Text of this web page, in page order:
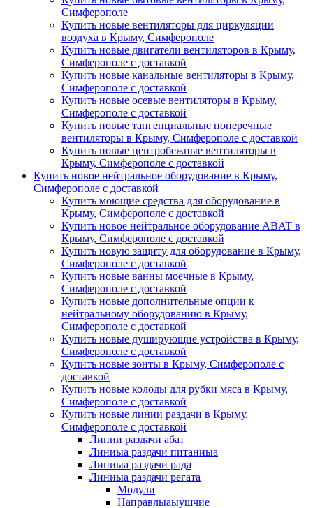
Симферополе
Купить новые вентиляторы для циркуляции
воздуха в Крыму, Симферополе
Купить новые двигатели вентиляторов в Крыму,
Симферополе с доставкой
Купить новые канальные вентиляторы в Крыму,
Симферополе с доставкой
Купить новые осевые вентиляторы в Крыму,
Симферополе с доставкой
Купить новые тангенциальные поперечные
вентиляторы в Крыму, Симферополе с доставкой
Купить новые центробежные вентиляторы в
Крыму, Симферополе с доставкой
Купить новое нейтральное оборудование в Крыму,
Симферополе с доставкой
Купить моющие средства для оборудование в
Крыму, Симферополе с доставкой
Купить новое нейтральное оборудование ABAT в
Крыму, Симферополе с доставкой
Купить новую защиту для оборудование в Крыму,
Симферополе с доставкой
Купить новые ванны моечные в Крыму,
Симферополе с доставкой
Купить новые дополнительные опции к
нейтральному оборудованию в Крыму,
Симферополе с доставкой
Купить новые душирующие устройства в Крыму,
Симферополе с доставкой
Купить новые зонты в Крыму, Симферополе с
доставкой
Купить новые колоды для рубки мяса в Крыму,
Симферополе с доставкой
Купить новые линии раздачи в Крыму,
Симферополе с доставкой
Линии раздачи абат
Линиыа раздачи питаниыа
Линиыа раздачи рада
Линиыа раздачи регата
Модули
Направлыаыушчие